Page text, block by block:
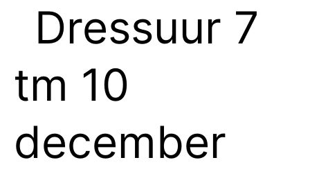
Dressuur 7
tm 10
december